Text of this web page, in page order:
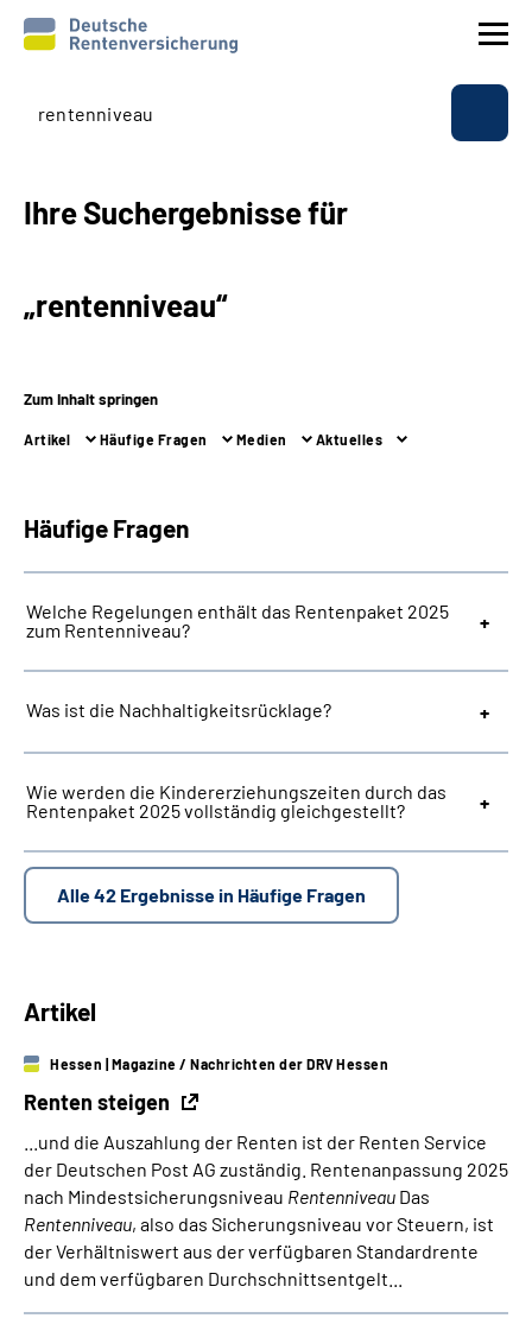
Reha
Experten
Online-Services
Inhalte in Gebärdensprache (DGS)
Mein Kundenportal
Ihre Suchergebnisse für
„rentenniveau“
Zum Inhalt springen
Artikel Häufige Fragen Medien Aktuelles
Häufige Fragen
Welche Regelungen enthält das Rentenpaket 2025
zum Rentenniveau?
Was ist die Nachhaltigkeitsrücklage?
Wie werden die Kindererziehungszeiten durch das
Rentenpaket 2025 vollständig gleichgestellt?
Alle 42 Ergebnisse in Häufige Fragen
Artikel
Renten steigen
Hessen | Magazine / Nachrichten der DRV Hessen
...und die Auszahlung der Renten ist der Renten Service
der Deutschen Post AG zuständig. Rentenanpassung 2025
nach Mindestsicherungsniveau Rentenniveau Das
Rentenniveau, also das Sicherungsniveau vor Steuern, ist
der Verhältniswert aus der verfügbaren Standardrente
und dem verfügbaren Durchschnittsentgelt...